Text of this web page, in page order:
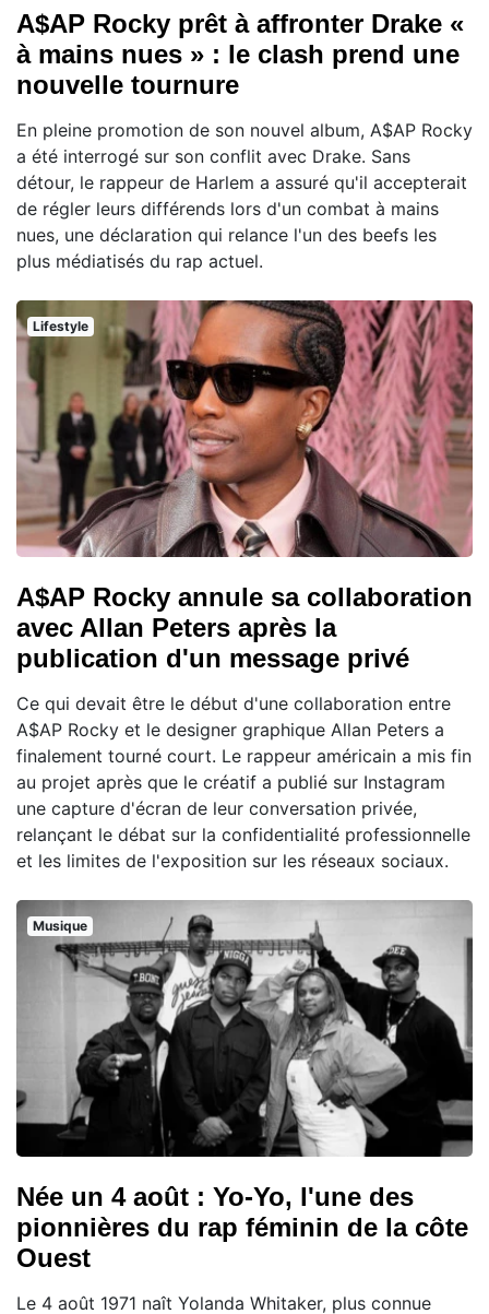
A$AP Rocky prêt à affronter Drake «
à mains nues » : le clash prend une
nouvelle tournure
En pleine promotion de son nouvel album, A$AP Rocky
a été interrogé sur son conflit avec Drake. Sans
détour, le rappeur de Harlem a assuré qu'il accepterait
de régler leurs différends lors d'un combat à mains
nues, une déclaration qui relance l'un des beefs les
plus médiatisés du rap actuel.
Lifestyle
A$AP Rocky annule sa collaboration
avec Allan Peters après la
publication d'un message privé
Ce qui devait être le début d'une collaboration entre
A$AP Rocky et le designer graphique Allan Peters a
finalement tourné court. Le rappeur américain a mis fin
au projet après que le créatif a publié sur Instagram
une capture d'écran de leur conversation privée,
relançant le débat sur la confidentialité professionnelle
et les limites de l'exposition sur les réseaux sociaux.
Musique
Née un 4 août : Yo-Yo, l'une des
pionnières du rap féminin de la côte
Ouest
Le 4 août 1971 naît Yolanda Whitaker, plus connue